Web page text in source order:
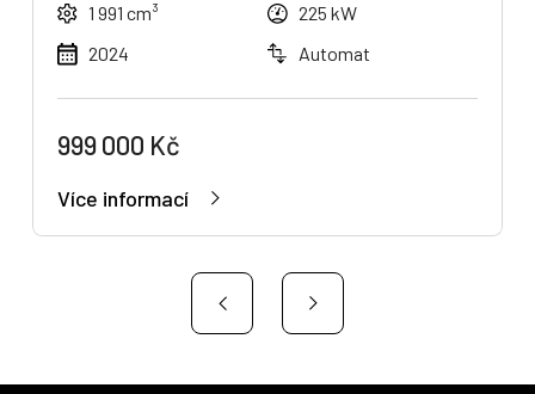
1 991 cm³
225 kW
2024
Automat
999 000 Kč
Více informací